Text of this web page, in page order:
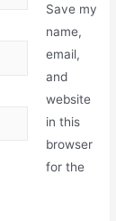
Save my
name,
email,
and
website
in this
browser
for the